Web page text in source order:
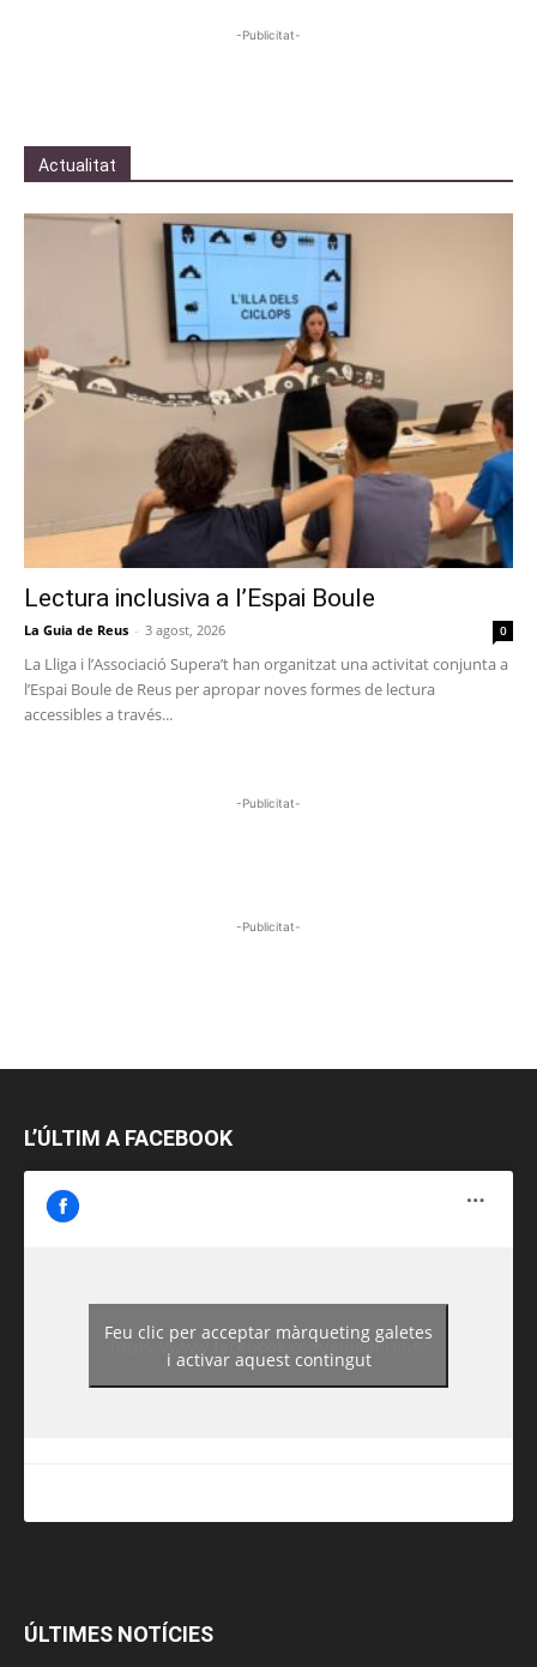
-Publicitat-
Actualitat
Lectura inclusiva a l’Espai Boule
La Guia de Reus - 3 agost, 2026 0
La Lliga i l’Associació Supera’t han organitzat una activitat conjunta a
l’Espai Boule de Reus per apropar noves formes de lectura
accessibles a través...
-Publicitat-
-Publicitat-
L’ÚLTIM A FACEBOOK
https://www.facebook.com/guiadereus/
Feu clic per acceptar màrqueting galetes
i activar aquest contingut
ÚLTIMES NOTÍCIES